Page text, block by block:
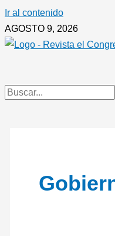
Ir al contenido
AGOSTO 9, 2026